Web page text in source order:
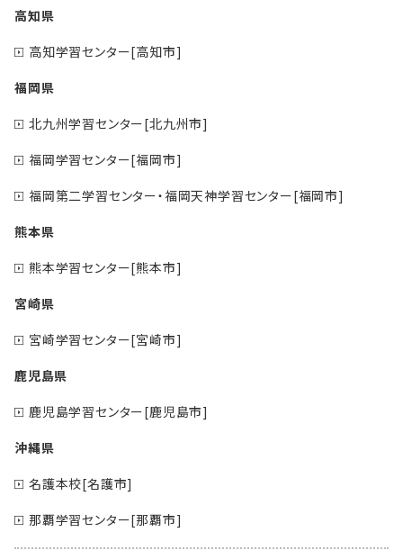
高知県
高知学習センター[高知市]
福岡県
北九州学習センター[北九州市]
福岡学習センター[福岡市]
福岡第二学習センター・福岡天神学習センター[福岡市]
熊本県
熊本学習センター[熊本市]
宮崎県
宮崎学習センター[宮崎市]
鹿児島県
鹿児島学習センター[鹿児島市]
沖縄県
名護本校[名護市]
那覇学習センター[那覇市]